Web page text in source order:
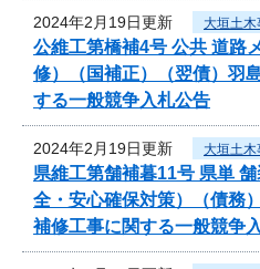
2024年2月19日更新 大垣土
公維工第橋補4号 公共 道路
修）（国補正）（翌債）羽
する一般競争入札公告
2024年2月19日更新 大垣土
県維工第舗補暮11号 県単
全・安心確保対策）（債
補修工事に関する一般競争